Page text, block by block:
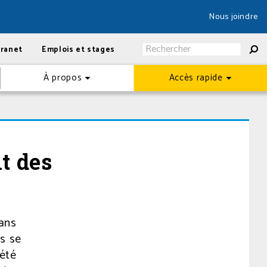
Nous joindre
Emplois et stages
À propos Accès rapide
des
se